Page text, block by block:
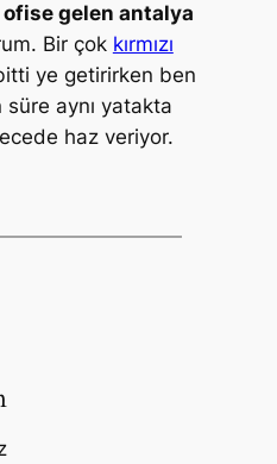
ofise gelen antalya
Bir çok kırmızı
ye getirirken ben
aynı yatakta
haz veriyor.